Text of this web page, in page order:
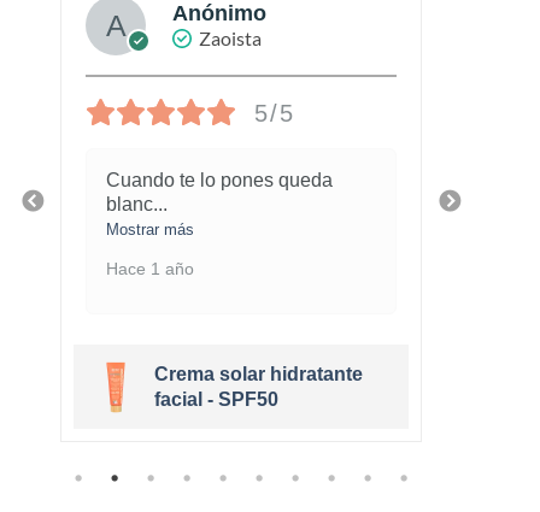
Anónimo
Zaoista
5/5
Cuando te lo pones queda
blanc...
Mostrar más
Hace 1 año
Crema solar hidratante
facial - SPF50